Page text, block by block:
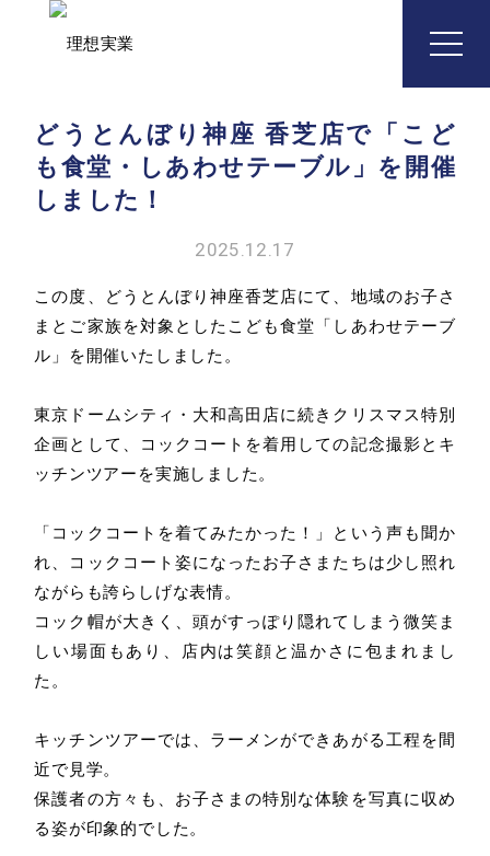
Top
トップ
Philosophy
Business
どうとんぼり神座 国内飲食事業
海外飲食事業
Company
会社情報
経営陣紹介 会社概要
Sustainability
サステナビリティ
どうとんぼり神座 香芝店で「こど
も食堂・しあわせテーブル」を開催
しました！
2025.12.17
この度、どうとんぼり神座香芝店にて、地域のお子さ
まとご家族を対象としたこども食堂「しあわせテーブ
ル」を開催いたしました。
東京ドームシティ・大和高田店に続きクリスマス特別
企画として、コックコートを着用しての記念撮影とキ
ッチンツアーを実施しました。
「コックコートを着てみたかった！」という声も聞か
れ、コックコート姿になったお子さまたちは少し照れ
ながらも誇らしげな表情。
コック帽が大きく、頭がすっぽり隠れてしまう微笑ま
しい場面もあり、店内は笑顔と温かさに包まれまし
た。
キッチンツアーでは、ラーメンができあがる工程を間
近で見学。
保護者の方々も、お子さまの特別な体験を写真に収め
る姿が印象的でした。